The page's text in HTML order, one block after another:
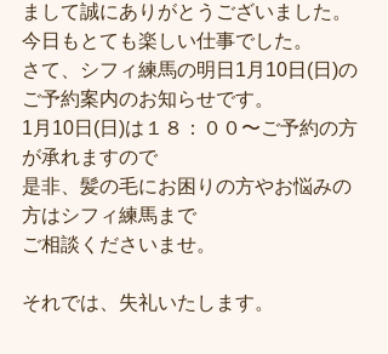
まして誠にありがとうございました。
今日もとても楽しい仕事でした。
さて、シフィ練馬の明日1月10日(日)の
ご予約案内のお知らせです。
1月10日(日)は１８：００〜ご予約の方
が承れますので
是非、髪の毛にお困りの方やお悩みの
方はシフィ練馬まで
ご相談くださいませ。
それでは、失礼いたします。